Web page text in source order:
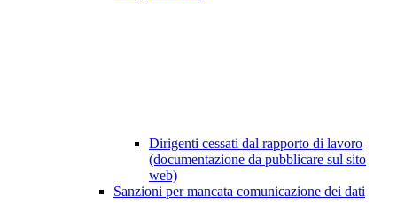
Dirigenti cessati dal rapporto di lavoro
(documentazione da pubblicare sul sito
web)
Sanzioni per mancata comunicazione dei dati